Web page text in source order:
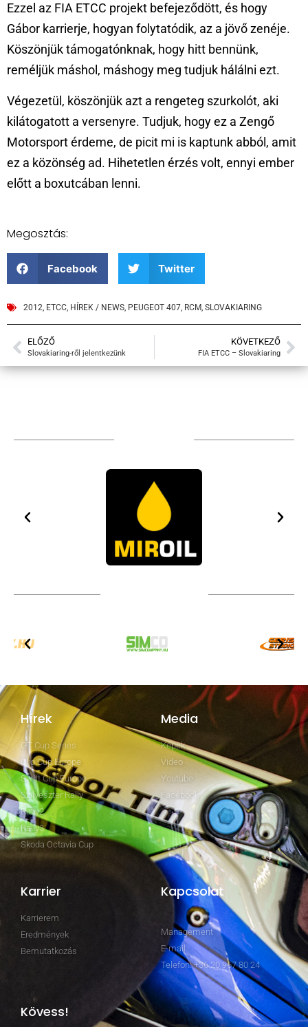
Ezzel az FIA ETCC projekt befejeződött, és hogy
Gábor karrierje, hogyan folytatódik, az a jövő zenéje.
Köszönjük támogatónknak, hogy hitt bennünk,
reméljük máshol, máshogy meg tudjuk hálálni ezt.
Végezetül, köszönjük azt a rengeteg szurkolót, aki
kilátogatott a versenyre. Tudjuk, hogy ez a Zengő
Motorsport érdeme, de picit mi is kaptunk abból, amit
ez a közönség ad. Hihetetlen érzés volt, ennyi ember
előtt a boxutcában lenni.
Megosztás:
Facebook Twitter
2012, ETCC, HÍREK / NEWS, PEUGEOT 407, RCM, SLOVAKIARING
ELŐZŐ
Slovakiaring-ről jelentkezünk
KÖVETKEZŐ
FIA ETCC – Slovakiaring
Hírek
GT Cup Series
Clio Cup Europe
Swift Cup Europe
Szilveszter Rally
Rally2
Rally3
Skoda Octavia Cup
Media
Képek
Video
Youtube
Facebook
Karrier
Karrierem
Eredmények
Bemutatkozás
Kapcsolat
Management
E-mail
Telefon: +36 20 967 80 24
Kövess!